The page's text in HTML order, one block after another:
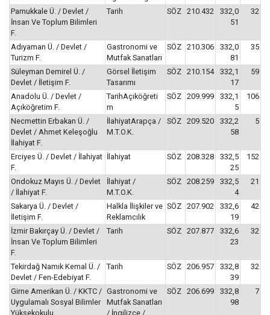
Pamukkale Ü. / Devlet /
İnsan Ve Toplum Bilimleri
F.
Tarih SÖZ 210.432
332,0
51
32
Adıyaman Ü. / Devlet /
Turizm F.
Gastronomi ve
Mutfak Sanatları
SÖZ 210.306
332,0
81
35
Süleyman Demirel Ü. /
Devlet / İletişim F.
Görsel İletişim
Tasarımı
SÖZ 210.154
332,1
17
59
Anadolu Ü. / Devlet /
Açıköğretim F.
TarihAçıköğreti
m
SÖZ 209.999
332,1
5
106
Necmettin Erbakan Ü. /
Devlet / Ahmet Keleşoğlu
İlahiyat F.
İlahiyatArapça /
M.T.O.K.
SÖZ 209.520
332,2
58
5
Erciyes Ü. / Devlet / İlahiyat
F.
İlahiyat SÖZ 208.328
332,5
25
152
Ondokuz Mayıs Ü. / Devlet
/ İlahiyat F.
İlahiyat /
M.T.O.K.
SÖZ 208.259
332,5
4
21
Sakarya Ü. / Devlet /
İletişim F.
Halkla İlişkiler ve
Reklamcılık
SÖZ 207.902
332,6
19
42
İzmir Bakırçay Ü. / Devlet /
İnsan Ve Toplum Bilimleri
F.
Tarih SÖZ 207.877
332,6
23
32
Tekirdağ Namık Kemal Ü. /
Devlet / Fen-Edebiyat F.
Tarih SÖZ 206.957
332,8
39
32
Girne Amerikan Ü. / KKTC /
Uygulamalı Sosyal Bilimler
Yüksekokulu
Gastronomi ve
Mutfak Sanatları
/ İngilizce /
SÖZ 206.699
332,8
98
7